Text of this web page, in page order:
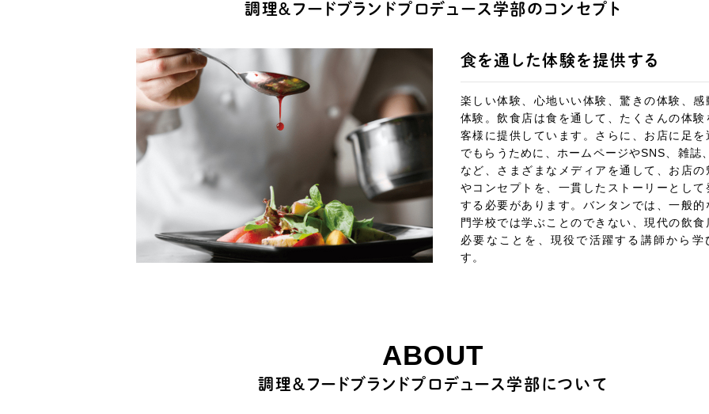
調理＆フードブランドプロデュース学部のコンセプト
食を通した体験を提供する
楽しい体験、心地いい体験、驚きの体験、感
体験。飲食店は食を通して、たくさんの体験
客様に提供しています。さらに、お店に足を
でもらうために、ホームページやSNS、雑誌
など、さまざまなメディアを通して、お店の
やコンセプトを、一貫したストーリーとして
する必要があります。バンタンでは、一般的
門学校では学ぶことのできない、現代の飲食
必要なことを、現役で活躍する講師から学
す。
ABOUT
調理＆フードブランドプロデュース学部について